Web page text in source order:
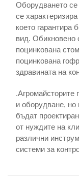
Оборудването
се
което гарантира
вид. Обикновено
поцинкована
поцинкована
здравината на
.Агромайсторите
и оборудване, но
бъдат
от нуждите на
различни
системи за